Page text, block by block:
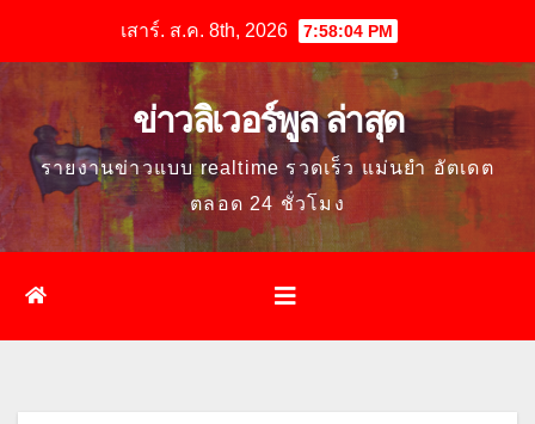
content
เสาร์. ส.ค. 8th, 2026 7:58:06 PM
ข่าวลิเวอร์พูล ล่าสุด
รายงานข่าวแบบ realtime รวดเร็ว แม่นยำ อัตเดต
ตลอด 24 ชั่วโมง